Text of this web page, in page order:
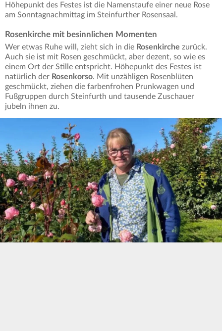
Höhepunkt des Festes ist die Namenstaufe einer neue Rose
am Sonntagnachmittag im Steinfurther Rosensaal.
Rosenkirche mit besinnlichen Momenten
Wer etwas Ruhe will, zieht sich in die Rosenkirche zurück.
Auch sie ist mit Rosen geschmückt, aber dezent, so wie es
einem Ort der Stille entspricht. Höhepunkt des Festes ist
natürlich der Rosenkorso. Mit unzähligen Rosenblüten
geschmückt, ziehen die farbenfrohen Prunkwagen und
Fußgruppen durch Steinfurth und tausende Zuschauer
jubeln ihnen zu.